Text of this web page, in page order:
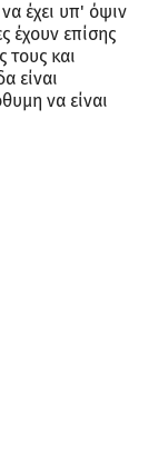
έχει υπ' όψιν
έχουν επίσης
τους και
είναι
να είναι